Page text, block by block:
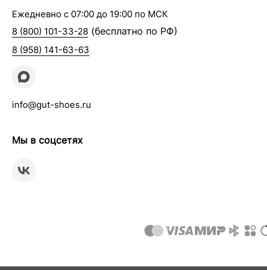
Ежедневно с 07:00 до 19:00 по МСК
8 (800) 101-33-28 (бесплатно по РФ)
8 (958) 141-63-63
info@gut-shoes.ru
Мы в соцсетях